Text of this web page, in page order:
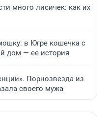
много лисичек: как их
в Югре кошечка с
дом — ее история
Порнозвезда из
своего мужа